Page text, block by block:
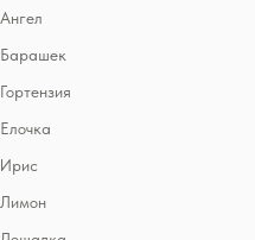
Ангел
Барашек
Гортензия
Елочка
Ирис
Лимон